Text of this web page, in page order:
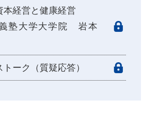
本経営と健康経営
塾大学大学院 岩本
トーク（質疑応答）